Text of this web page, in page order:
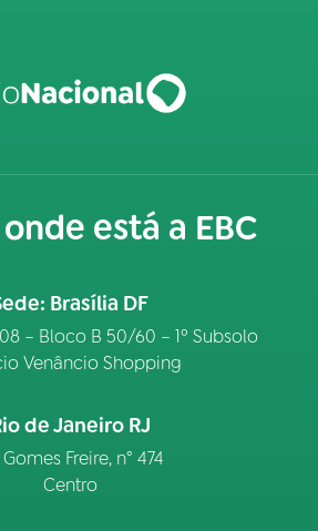
está a EBC
Brasília DF
– Bloco B 50/60 – 1º Subsolo
Venâncio Shopping
de Janeiro RJ
Freire, n° 474
Centro